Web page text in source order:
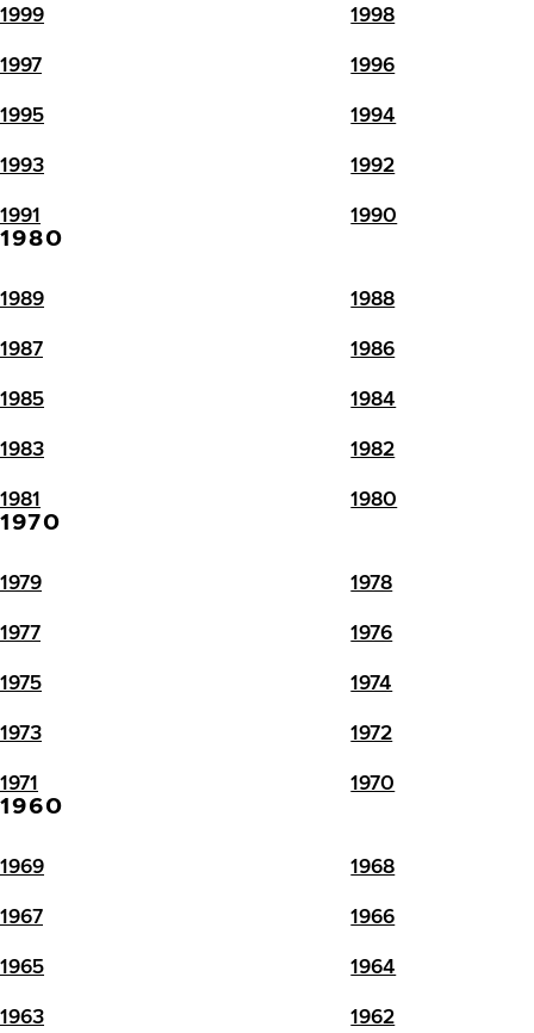
1999 1998
1997 1996
1995 1994
1993 1992
1991 1990
1980
1989 1988
1987 1986
1985 1984
1983 1982
1981 1980
1970
1979 1978
1977 1976
1975 1974
1973 1972
1971 1970
1960
1969 1968
1967 1966
1965 1964
1963 1962